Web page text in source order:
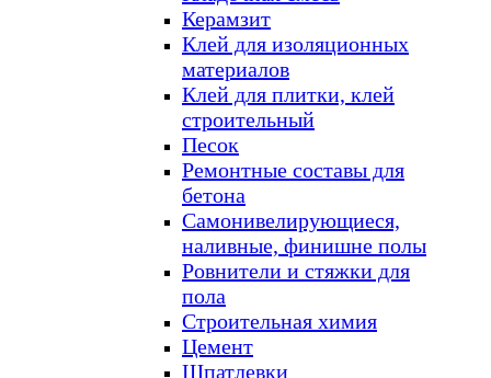
Керамзит
Клей для изоляционных
материалов
Клей для плитки, клей
строительный
Песок
Ремонтные составы для
бетона
Самонивелирующиеся,
наливные, финишне полы
Ровнители и стяжки для
пола
Строительная химия
Цемент
Шпатлевки